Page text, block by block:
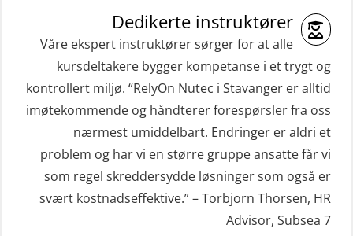
beredskapspersonell med E-læring
(OBSBLE044)
HLO/MOB/Søk- og Redningslag
kombinasjon – repetisjon (OSC1162)
HLO/Søk & Redningslag kombinasjon
– repetisjon (OSC1161)
Helikopterevakuering inkl.
Pustelunge (OSE1251)
Helikopterevakuering med HABD,
ROC sertifikat repetisjon (GMDSS)
(ORC103)
STCW Grunnkurs Redningsfarkoster
(MBSBLE022)
STCW Hurtiggående mann over bord
båt (HMOB) (MSE100)
STCW Hurtiggående mann over bord
båt (HMOB) oppdatering (MSE1001)
STCW Livbåtfører redningsfarkoster
Dedikerte instruktører
Våre ekspert instruktører sørger for at alle
kursdeltakere bygger kompetanse i et trygt og
kontrollert miljø. “RelyOn Nutec i Stavanger er alltid
imøtekommende og håndterer forespørsler fra oss
nærmest umiddelbart. Endringer er aldri et
problem og har vi en større gruppe ansatte får vi
som regel skreddersydde løsninger som også er
svært kostnadseffektive.” – Torbjorn Thorsen, HR
Advisor, Subsea 7